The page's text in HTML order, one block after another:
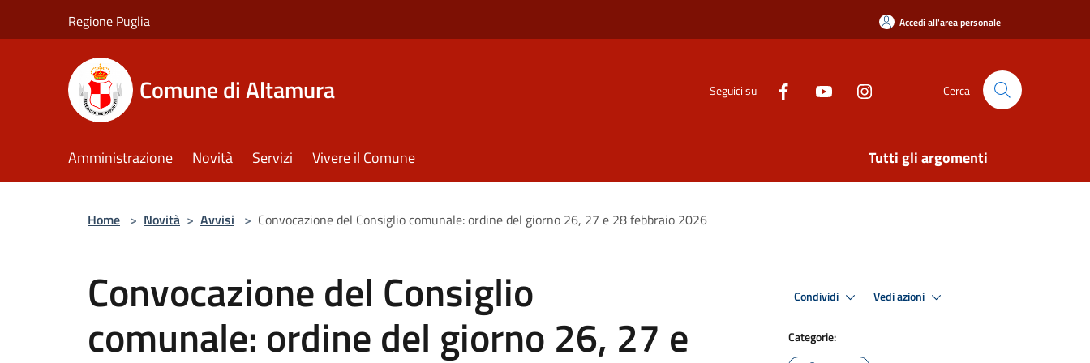
Regione Puglia Accedi all'area personale
Comune di Altamura Seguici su Cerca
Amministrazione Novità Servizi Vivere il Comune Tutti gli argomenti
Home > Novità > Avvisi > Convocazione del Consiglio comunale: ordine del giorno 26, 27 e 28 febbraio 2026
Convocazione del Consiglio
comunale: ordine del giorno 26, 27 e
Condividi Vedi azioni
Categorie: